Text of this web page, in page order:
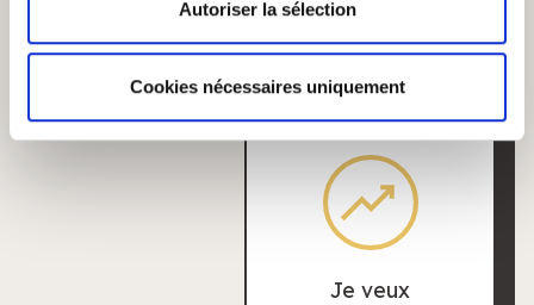
médias sociaux et d'analyser notre trafic. Nous
partageons également des informations sur l'utilisation de
notre site avec nos partenaires de médias sociaux, de
publicité et d'analyse, qui peuvent combiner celles-ci
avec d'autres informations que vous leur avez fournies
ou qu'ils ont collectées lors de votre utilisation de leurs
Autoriser la sélection
Cookies nécessaires uniquement
Je veux